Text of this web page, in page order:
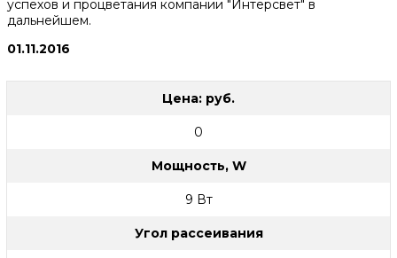
успехов и процветания компании "Интерсвет" в
дальнейшем.
01.11.2016
Цена: руб.
0
Мощность, W
9 Вт
Угол рассеивания